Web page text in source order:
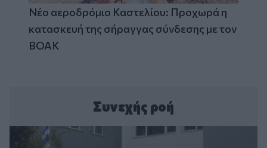
Νέο αεροδρόμιο Καστελίου: Προχωρά η
κατασκευή της σήραγγας σύνδεσης με τον
ΒΟΑΚ
Συνεχής ροή